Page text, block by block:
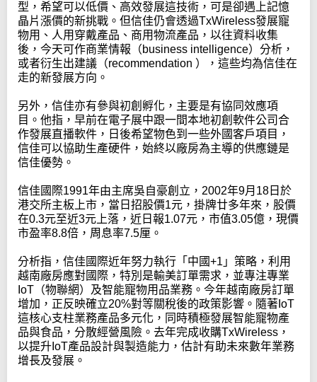
型，希望可以低價、高效發展這技術，可是卻遇上記憶
晶片漲價的新挑戰。但信佳仍會透過TxWireless發展寵
物用、人用穿戴產品、商用物流產品，以往資料收集
後，今天可作商業情報（business intelligence）分析，
或者衍生出建議（recommendation ），這些均為信佳在
走的新發展方向。
另外，信佳亦有參與初創孵化，主要是有協同效應項
目。他指，早前在電子展中跟一間本地初創軟件公司合
作發展直播軟件，日後希望物色到一些外國客戶項目，
信佳可以協助生產硬件，始終以廠房為主導的供應鏈是
信佳優勢。
信佳國際1991年由主席吳自豪創立，2002年9月18日於
港交所主板上市，當日招股價1元，掛牌廿多年來，股價
在0.3元至近3元上落，近日報1.07元，市值3.05億，現價
市盈率8.8倍，周息率7.5厘。
分析指，信佳國際近年努力執行「中國+1」策略，利用
越南廠房應對國際，特別是輸美訂單需求，並專注專業
IoT（物聯網）及智能寵物用品業務。今年越南廠房訂單
增加，正反映確立20%對等關稅後的政策影響。隨著IoT
這核心支柱業務產品多元化，同時積極發展智能寵物產
品與食品，分散經營風險。去年完成收購TxWireless，
以提升IoT產品設計與製造能力，估計有助未來數年業務
增長及發展。